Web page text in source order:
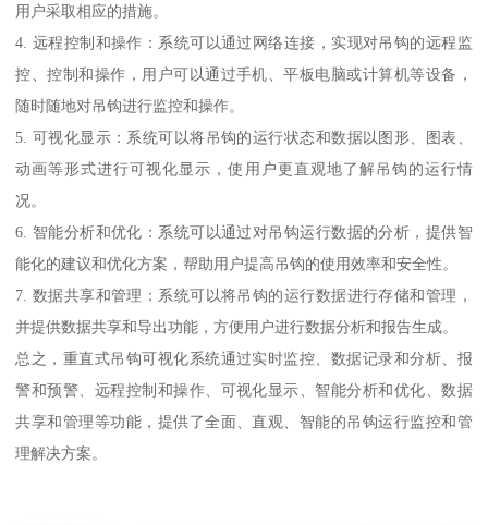
用户采取相应的措施。
4. 远程控制和操作：系统可以通过网络连接，实现对吊钩的远程监
控、控制和操作，用户可以通过手机、平板电脑或计算机等设备，
随时随地对吊钩进行监控和操作。
5. 可视化显示：系统可以将吊钩的运行状态和数据以图形、图表、
动画等形式进行可视化显示，使用户更直观地了解吊钩的运行情
况。
6. 智能分析和优化：系统可以通过对吊钩运行数据的分析，提供智
能化的建议和优化方案，帮助用户提高吊钩的使用效率和安全性。
7. 数据共享和管理：系统可以将吊钩的运行数据进行存储和管理，
并提供数据共享和导出功能，方便用户进行数据分析和报告生成。
总之，重直式吊钩可视化系统通过实时监控、数据记录和分析、报
警和预警、远程控制和操作、可视化显示、智能分析和优化、数据
共享和管理等功能，提供了全面、直观、智能的吊钩运行监控和管
理解决方案。